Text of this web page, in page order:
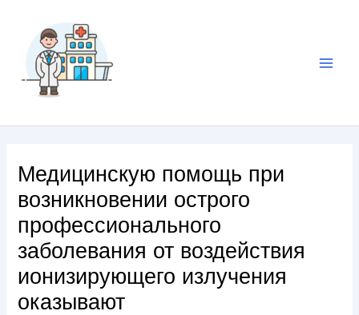
Медицинскую помощь при
возникновении острого
профессионального
заболевания от воздействия
ионизирующего излучения
оказывают